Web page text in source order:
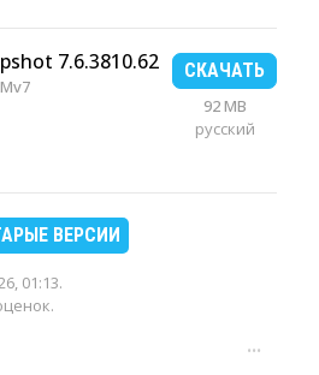
7.6.3810.62 СКАЧАТЬ
92 MB
русский
ВЕРСИИ
01:13.
···